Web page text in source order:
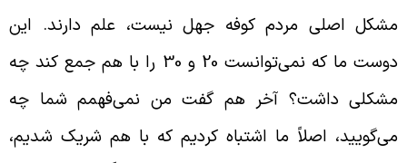
اصلی مردم کوفه جهل نیست، علم دارند. این
دوست ما که نمی‌توانست 20 و 30 را با هم جمع کند چه
داشت؟ آخر هم گفت من نمی‌فهمم شما چه
اصلاً ما اشتباه کردیم که با هم شریک شدیم،